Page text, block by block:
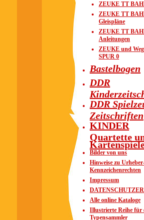
ZEUKE TT
ZEUKE TT
Gleispläne
ZEUKE TT
Anleitungen
ZEUKE und
SPUR 0
Bastelbogen
DDR
DDR
Zeitschriften
KINDER
Quartette
Bilder von uns
Hinweise zu
Kennzeichenrechten
Impressum
Alle online Kataloge
Illustrierte Reihe für
Typensammler